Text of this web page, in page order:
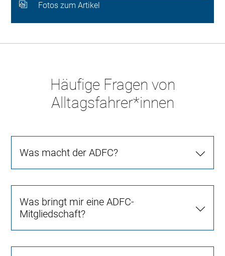
Fotos zum Artikel
Häufige Fragen von
Alltagsfahrer*innen
Was macht der ADFC?
Was bringt mir eine ADFC-
Mitgliedschaft?